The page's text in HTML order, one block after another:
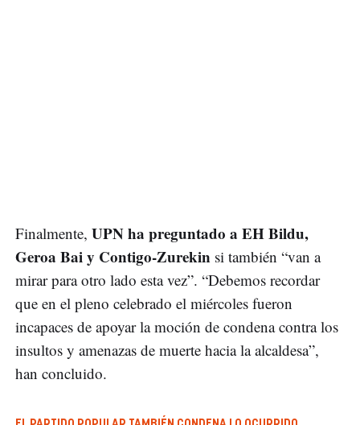
Finalmente, UPN ha preguntado a EH Bildu,
Geroa Bai y Contigo-Zurekin si también “van a
mirar para otro lado esta vez”. “Debemos recordar
que en el pleno celebrado el miércoles fueron
incapaces de apoyar la moción de condena contra los
insultos y amenazas de muerte hacia la alcaldesa”,
han concluido.